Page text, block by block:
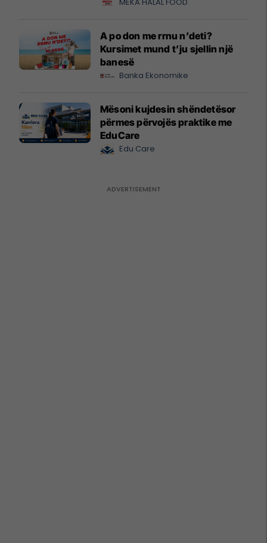
A po don me rrnu n’deti?
Kursimet mund t’ju sjellin një
banesë
Banka Ekonomike
Mësoni kujdesin shëndetësor
përmes përvojës praktike me
EduCare
Edu Care